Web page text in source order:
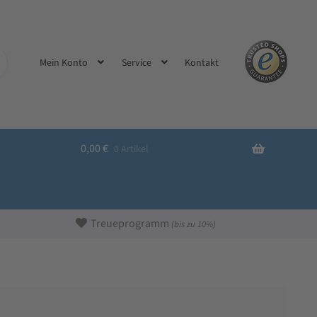
Mein Konto Service Kontakt
0,00 € 0 Artikel
Treueprogramm (bis zu 10%)